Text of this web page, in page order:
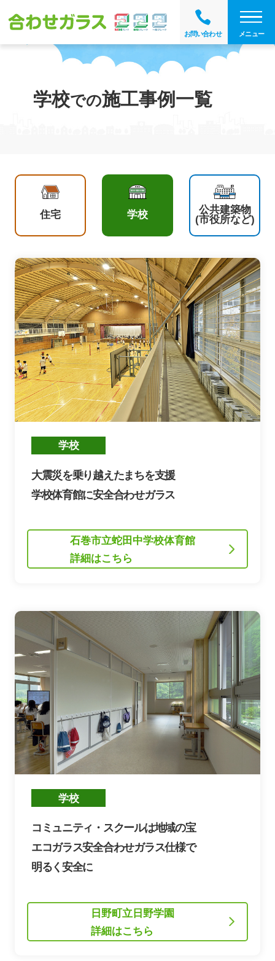
お問い合わせ メニュー
学校での施工事例一覧
住宅 学校
公共建築物
(市役所など)
大震災を乗り越えたまちを支援
学校体育館に安全合わせガラス
石巻市立蛇田中学校体育館
詳細はこちら
コミュニティ・スクールは地域の宝
エコガラス安全合わせガラス仕様で
明るく安全に
日野町立日野学園
詳細はこちら